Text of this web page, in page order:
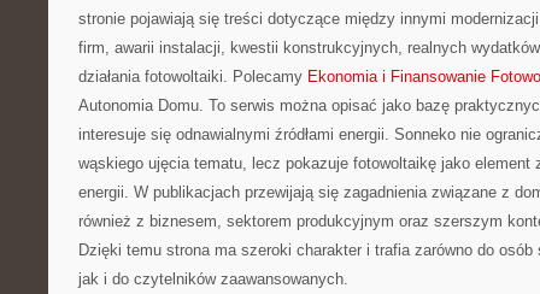
stronie pojawiają się treści dotyczące między innymi
firm, awarii instalacji, kwestii konstrukcyjnych, realnych
działania fotowoltaiki. Polecamy Ekonomia i Finansowanie
Autonomia Domu. To serwis można opisać jako bazę
interesuje się odnawialnymi źródłami energii. Sonneko nie
wąskiego ujęcia tematu, lecz pokazuje fotowoltaikę jako element
energii. W publikacjach przewijają się zagadnienia związane z
również z biznesem, sektorem produkcyjnym oraz szerszym
Dzięki temu strona ma szeroki charakter i trafia zarówno do
jak i do czytelników zaawansowanych.